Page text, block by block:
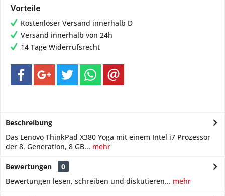
Vorteile
Kostenloser Versand innerhalb D
Versand innerhalb von 24h
14 Tage Widerrufsrecht
Beschreibung
Das Lenovo ThinkPad X380 Yoga mit einem Intel i7 Prozessor
der 8. Generation, 8 GB... mehr
Bewertungen
0
Bewertungen lesen, schreiben und diskutieren... mehr